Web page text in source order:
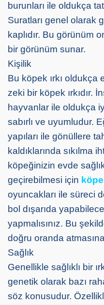
burunları ile oldukça
Suratları genel olarak
kaplıdır. Bu görünüm
bir görünüm sunar.
Kişilik
Bu köpek ırkı oldukça
zeki bir köpek ırkıdır.
hayvanlar ile oldukça
sabırlı ve uyumludur.
yapıları ile gönüllere
kaldıklarında sıkılma
köpeğinizin evde
geçirebilmesi için
oyuncakları ile süreci
bol dışarıda
yapmalısınız. Bu
doğru oranda
Sağlık
Genellikle sağlıklı bir
genetik olarak bazı
söz konusudur.